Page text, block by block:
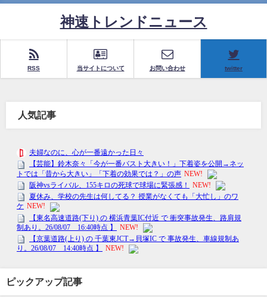
神速トレンドニュース
RSS 当サイトについて お問い合わせ twitter
人気記事
ピックアップ記事